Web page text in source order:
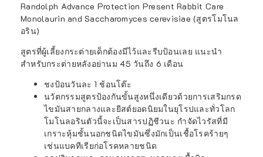
Randolph Advance Protection Present Rabbit Care
Monolaurin and Saccharomyces cerevisiae (สูตรโมโนล
อริน)
สูตรที่ผู้เลี้ยงกระต่ายเด็กต้องมีไว้และรีบป้อนเลย แนะนำ
สำหรับกระต่ายหลังอย่านม 45 วันถึง 6 เดือน
ชงป้อนวันละ 1 ช้อนโต๊ะ
นวัตกรรมสูตรป้องกันขั้นสูงหนึ่งเดียวด้วยการเสริมกรด
ไขมันสายกลางและยีสต์ยอดนิยมในยุโรปและทั่วโลก
โมโนลอรินตัวนี้จะเป็นสารปฏิชีวนะ กำจัดไวรัสที่มี
เกราะหุ้มชั้นนอกชนิดไขมันซึ่งมักเป็นเชื้อโรคร้ายๆ
เช่นแบคทีเรียก่อโรคหลายชนิด